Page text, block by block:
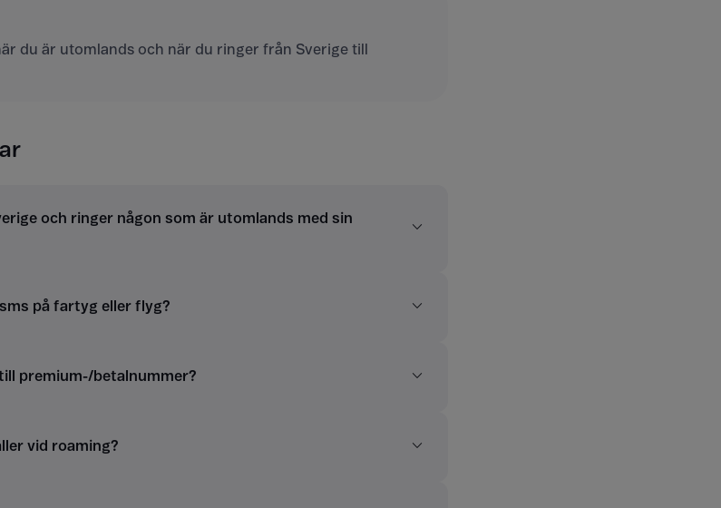
du är utomlands och när du ringer från Sverige till
och ringer någon som är utomlands med sin
på fartyg eller flyg?
premium-/betalnummer?
vid roaming?